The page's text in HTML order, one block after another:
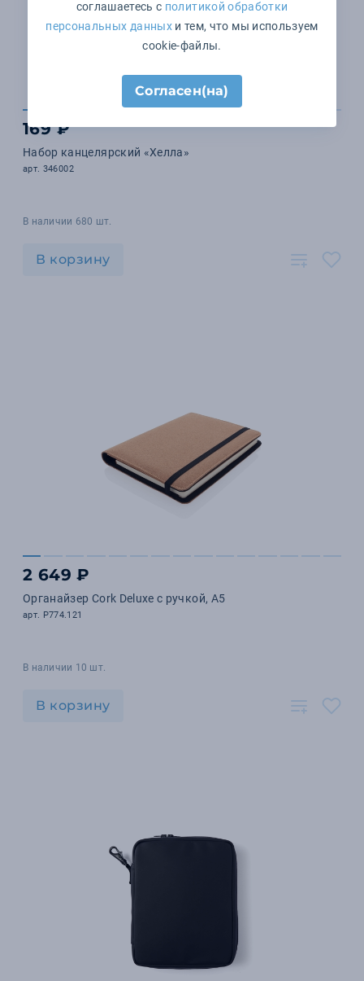
169 ₽
Набор канцелярский «Хелла»
арт. 346002
В наличии 680 шт.
В корзину
2 649 ₽
Органайзер Cork Deluxe с ручкой, А5
арт. P774.121
В наличии 10 шт.
В корзину
соглашаетесь с политикой обработки
персональных данныхи тем, что мы используем
cookie-файлы.
Согласен(на)